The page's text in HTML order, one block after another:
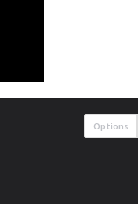
Options